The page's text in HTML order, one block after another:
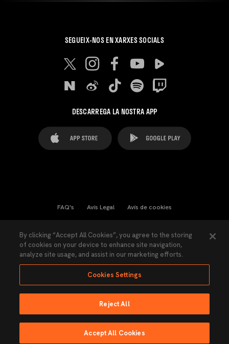
SEGUEIX-NOS EN XARXES SOCIALS
DESCARREGA LA NOSTRA APP
FAQ's Avís Legal Avís de cookies
Llei de Transparència Política de Privacitat
Accessibilitat
Ninguna parte de esta página puede ser reproducida sin el permiso del Valencia
Fet per Lobo
By clicking “Accept All Cookies”, you agree to the storing
of cookies on your device to enhance site navigation,
analyze site usage, and assist in our marketing efforts.
Cookies Settings
Reject All
Accept All Cookies